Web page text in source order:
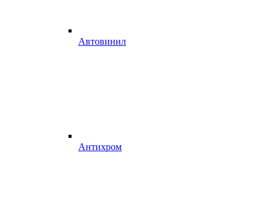
Автовинил
Антихром